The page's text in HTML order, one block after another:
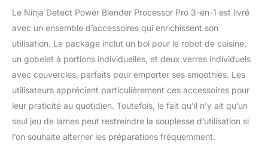
2L et couvercle (liquide
max. 1,9L), bol de 1,8L
(remplissage max. 1,6L),
gobelet 680 ml (liquide
à écraser/hacher, lame à
hacher, lame à pâte, lame
à trancher/émincer,
lames Hybrid Edge Les
dimensions sont : H :
44,5 cm x L : 21 cm x P :
Le Ninja Detect Power Blender Processor Pro 3-en-1 est livré
avec un ensemble d’accessoires qui enrichissent son
utilisation. Le package inclut un bol pour le robot de cuisine,
un gobelet à portions individuelles, et deux verres individuels
avec couvercles, parfaits pour emporter ses smoothies. Les
utilisateurs apprécient particulièrement ces accessoires pour
leur praticité au quotidien. Toutefois, le fait qu’il n’y ait qu’un
seul jeu de lames peut restreindre la souplesse d’utilisation si
l’on souhaite alterner les préparations fréquemment.